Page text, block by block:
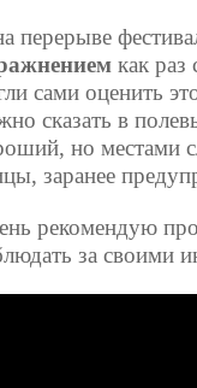
перерыве
как
сами оценить
сказать в
но местами
заранее
рекомендую
за своими